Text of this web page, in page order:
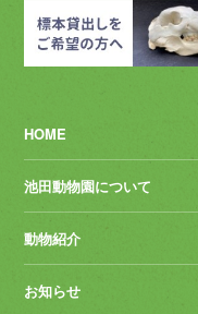
HOME
池田動物園について
動物紹介
お知らせ